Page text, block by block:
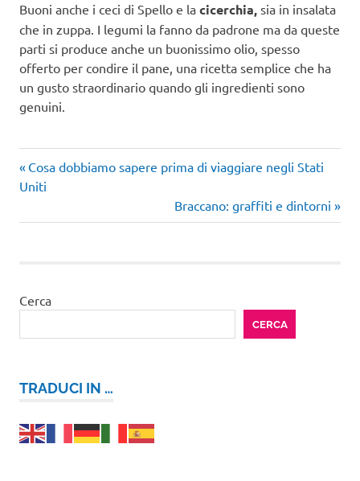
Buoni anche i ceci di Spello e la cicerchia, sia in insalata
che in zuppa. I legumi la fanno da padrone ma da queste
parti si produce anche un buonissimo olio, spesso
offerto per condire il pane, una ricetta semplice che ha
un gusto straordinario quando gli ingredienti sono
genuini.
Navigazione
Articolo
precedente:
Cosa dobbiamo sapere prima di viaggiare negli Stati
Uniti
Articolo
successivo:
Braccano: graffiti e dintorni
Cerca
CERCA
TRADUCI IN …